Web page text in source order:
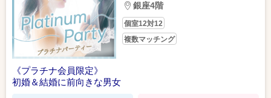
銀座4階
個室12対12
複数マッチング
《プラチナ会員限定》
初婚＆結婚に前向きな男女